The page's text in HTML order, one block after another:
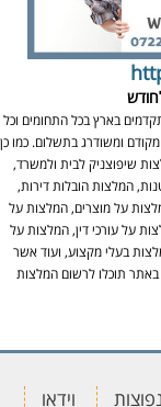
בארץ בכל התחומים וכל
ומשודרג בתשלום. כמו כן
שיפוצניק לבית ולמשרד,
המלצות הובלות דירות,
על מוצרים, המלצות על
על עורכי דין, המלצות על
בעלי מקצוע, ועוד אשר
באתר תוכלו לרשום המלצות
וידאו